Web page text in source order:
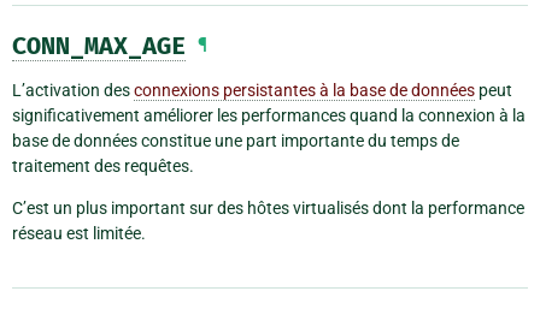
CONN_MAX_AGE ¶
L’activation desconnexions persistantes à la base de données peut
significativement améliorer les performances quand la connexion à la
base de données constitue une part importante du temps de
traitement des requêtes.
C’est un plus important sur des hôtes virtualisés dont la performance
réseau est limitée.